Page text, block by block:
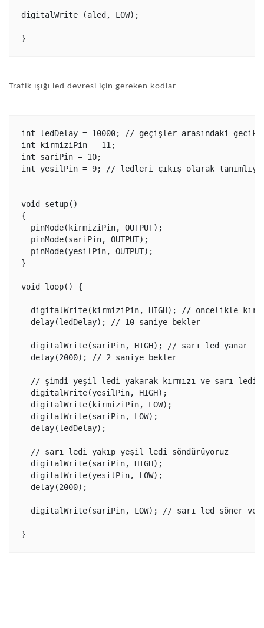
digitalWrite (aled, LOW);
Trafik ışığı led devresi için gereken kodlar
int ledDelay = 10000; // geçişler arasındaki
int kirmiziPin = 11;
int sariPin = 10;
int yesilPin = 9; // ledleri çıkış olarak
void setup()
{
  pinMode(kirmiziPin, OUTPUT);
  pinMode(sariPin, OUTPUT);
  pinMode(yesilPin, OUTPUT);
}
void loop() {
digitalWrite(kirmiziPin, HIGH); // öncelikle
  delay(ledDelay); // 10 saniye bekler
  digitalWrite(sariPin, HIGH); // sarı led yanar
  delay(2000); // 2 saniye bekler
// şimdi yeşil ledi yakarak kırmızı ve sarı ledi
  digitalWrite(yesilPin, HIGH);
  digitalWrite(kirmiziPin, LOW);
  digitalWrite(sariPin, LOW);
  delay(ledDelay);
  // sarı ledi yakıp yeşil ledi söndürüyoruz
  digitalWrite(sariPin, HIGH);
  digitalWrite(yesilPin, LOW);
  delay(2000);
digitalWrite(sariPin, LOW); // sarı led söner ve
}